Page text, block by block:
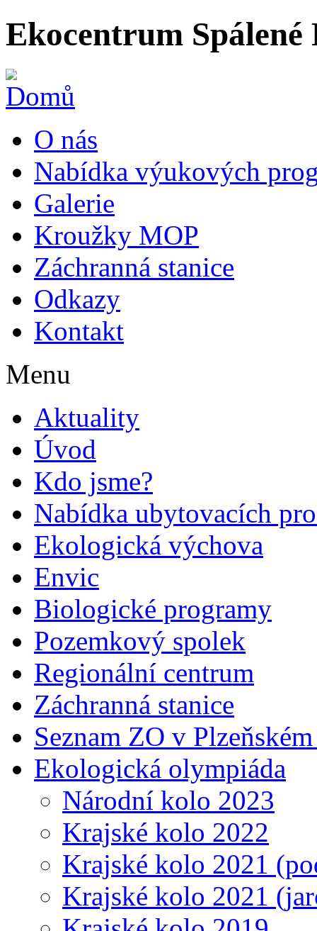
Ekocentrum Spálené
O nás
Nabídka výukových
Galerie
Kroužky MOP
Záchranná stanice
Odkazy
Kontakt
Menu
Aktuality
Úvod
Kdo jsme?
Nabídka ubytovacích
Ekologická výchova
Envic
Biologické programy
Pozemkový spolek
Regionální centrum
Záchranná stanice
Seznam ZO v
Ekologická olympiáda
Národní kolo 2023
Krajské kolo 2022
Krajské kolo 2021
Krajské kolo 2021